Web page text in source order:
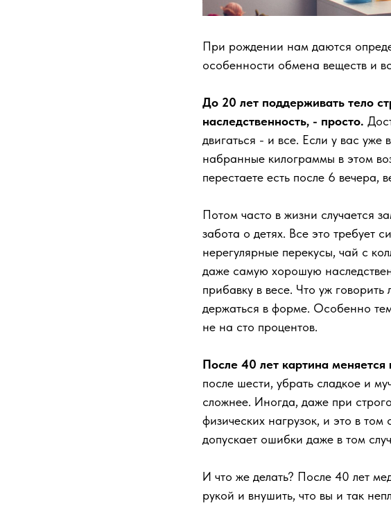
При рождении нам даются
особенности обмена веществ и
До 20 лет поддерживать тело
наследственность, - просто.
двигаться - и все. Если у вас уже
набранные килограммы в этом
перестаете есть после 6 вечера,
Потом часто в жизни случается
забота о детях. Все это требует
нерегулярные перекусы, чай с
даже самую хорошую
прибавку в весе. Что уж
держаться в форме. Особенно
не на сто процентов.
После 40 лет картина меняется
после шести, убрать сладкое и
сложнее. Иногда, даже при
физических нагрузок, и это в
допускает ошибки даже в том
И что же делать? После 40 лет
рукой и внушить, что вы и так